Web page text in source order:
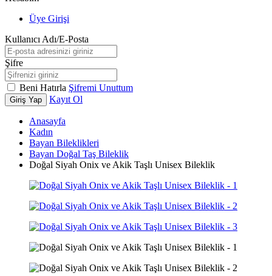
Üye Girişi
Kullanıcı Adı/E-Posta
Şifre
Beni Hatırla Şifremi Unuttum
Giriş Yap Kayıt Ol
Anasayfa
Kadın
Bayan Bileklikleri
Bayan Doğal Taş Bileklik
Doğal Siyah Onix ve Akik Taşlı Unisex Bileklik